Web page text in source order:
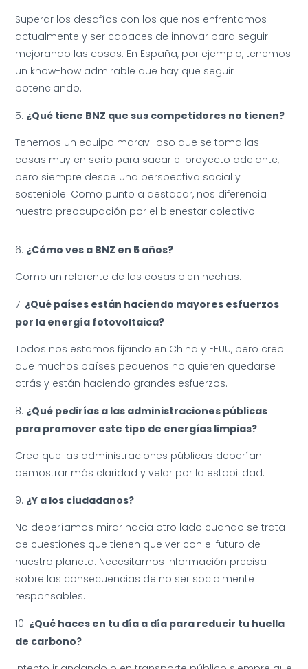
Superar los desafíos con los que nos enfrentamos
actualmente y ser capaces de innovar para seguir
mejorando las cosas. En España, por ejemplo, tenemos
un know-how admirable que hay que seguir
potenciando.
¿Qué tiene BNZ que sus competidores no tienen?
Tenemos un equipo maravilloso que se toma las
cosas muy en serio para sacar el proyecto adelante,
pero siempre desde una perspectiva social y
sostenible. Como punto a destacar, nos diferencia
nuestra preocupación por el bienestar colectivo.
¿Cómo ves a BNZ en 5 años?
Como un referente de las cosas bien hechas.
¿Qué países están haciendo mayores esfuerzos
por la energía fotovoltaica?
Todos nos estamos fijando en China y EEUU, pero creo
que muchos países pequeños no quieren quedarse
atrás y están haciendo grandes esfuerzos.
¿Qué pedirías a las administraciones públicas
para promover este tipo de energías limpias?
Creo que las administraciones públicas deberían
demostrar más claridad y velar por la estabilidad.
¿Y a los ciudadanos?
No deberíamos mirar hacia otro lado cuando se trata
de cuestiones que tienen que ver con el futuro de
nuestro planeta. Necesitamos información precisa
sobre las consecuencias de no ser socialmente
responsables.
¿Qué haces en tu día a día para reducir tu huella
de carbono?